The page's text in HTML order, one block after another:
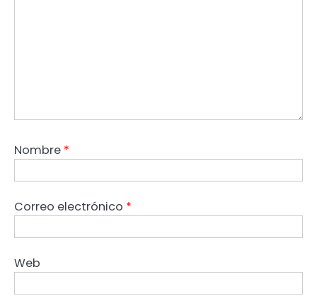
Nombre *
Correo electrónico *
Web